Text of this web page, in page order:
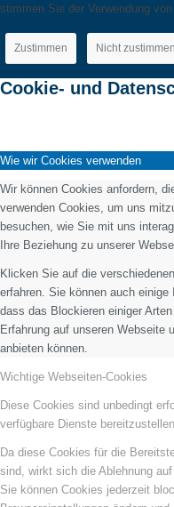
stimmen Sie der Verwendung von
Zustimmen Nicht zustimmen
Cookie- und
Wie wir Cookies verwenden
Wir können Cookies anfordern,
verwenden Cookies, um uns
besuchen, wie Sie mit uns
Ihre Beziehung zu unserer
Klicken Sie auf die
erfahren. Sie können auch einige
dass das Blockieren einiger
Erfahrung auf unseren Webseite
anbieten können.
Wichtige Webseiten-Cookies
Diese Cookies sind unbedingt
verfügbare Dienste
Da diese Cookies für die
sind, wirkt sich die Ablehnung
Sie können Cookies jederzeit